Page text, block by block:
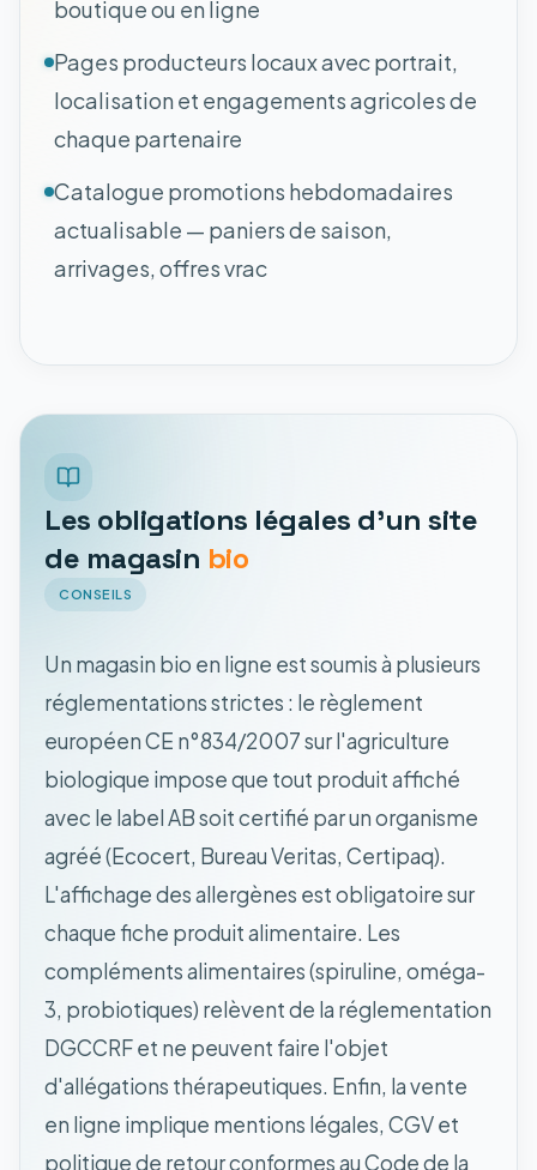
boutique ou en ligne
Pages producteurs locaux avec portrait,
localisation et engagements agricoles de
chaque partenaire
Catalogue promotions hebdomadaires
actualisable — paniers de saison,
arrivages, offres vrac
Les obligations légales d'un site
de magasin bio
CONSEILS
Un magasin bio en ligne est soumis à plusieurs
réglementations strictes : le règlement
européen CE n°834/2007 sur l'agriculture
biologique impose que tout produit affiché
avec le label AB soit certifié par un organisme
agréé (Ecocert, Bureau Veritas, Certipaq).
L'affichage des allergènes est obligatoire sur
chaque fiche produit alimentaire. Les
compléments alimentaires (spiruline, oméga-
3, probiotiques) relèvent de la réglementation
DGCCRF et ne peuvent faire l'objet
d'allégations thérapeutiques. Enfin, la vente
en ligne implique mentions légales, CGV et
politique de retour conformes au Code de la